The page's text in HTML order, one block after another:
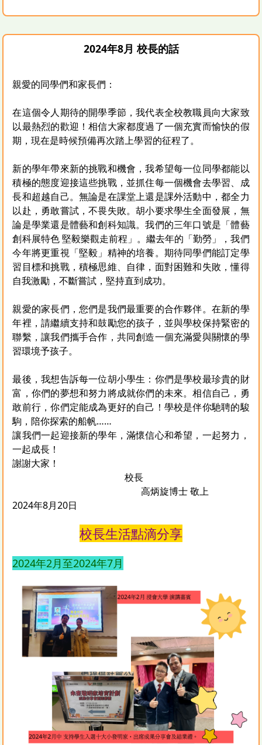
2024年8月 校長的話
親愛的同學們和家長們：
在這個令人期待的開學季節，我代表全校教職員向大家致
以最熱烈的歡迎！相信大家都度過了一個充實而愉快的假
期，現在是時候預備再次踏上學習的征程了。
新的學年帶來新的挑戰和機會，我希望每一位同學都能以
積極的態度迎接這些挑戰，並抓住每一個機會去學習、成
長和超越自己。無論是在課堂上還是課外活動中，都全力
以赴，勇敢嘗試，不畏失敗。胡小要求學生全面發展，無
論是學業還是體藝和創科知識。我們的三年口號是「體藝
創科展特色 堅毅樂觀走前程」。繼去年的「勤勞」，我們
今年將更重視「堅毅」精神的培養。期待同學們能訂定學
習目標和挑戰，積極思維、自律，面對困難和失敗，懂得
自我激勵，不斷嘗試，堅持直到成功。
親愛的家長們，您們是我們最重要的合作夥伴。在新的學
年裡，請繼續支持和鼓勵您的孩子，並與學校保持緊密的
聯繫，讓我們攜手合作，共同創造一個充滿愛與關懷的學
習環境予孩子。
最後，我想告訴每一位胡小學生：你們是學校最珍貴的財
富，你們的夢想和努力將成就你們的未來。相信自己，勇
敢前行，你們定能成為更好的自己！學校是伴你馳聘的駿
駒，陪你探索的船帆……
讓我們一起迎接新的學年，滿懷信心和希望，一起努力，
一起成長！
謝謝大家！
校長
高炳旋博士 敬上
2024年8月20日
校長生活點滴分享
2024年2月至2024年7月